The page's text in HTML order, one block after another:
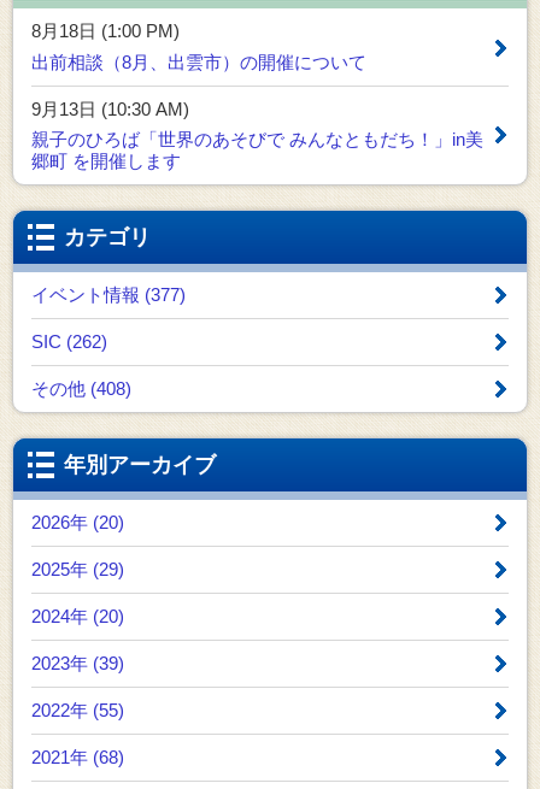
8月18日 (1:00 PM)
出前相談（8月、出雲市）の開催について
9月13日 (10:30 AM)
親子のひろば「世界のあそびで みんなともだち！」in美
郷町 を開催します
カテゴリ
イベント情報 (377)
SIC (262)
その他 (408)
年別アーカイブ
2026年 (20)
2025年 (29)
2024年 (20)
2023年 (39)
2022年 (55)
2021年 (68)